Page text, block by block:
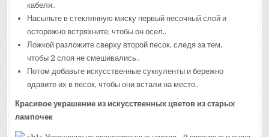
кабеля..
Насыпьте в стеклянную миску первый песочный слой и
осторожно встряхните, чтобы он осел..
Ложкой разложите сверху второй песок, следя за тем,
чтобы 2 слоя не смешивались..
Потом добавьте искусственные суккуленты и бережно
вдавите их в песок, чтобы они встали на место..
Красивое украшение из искусственных цветов из старых
лампочек